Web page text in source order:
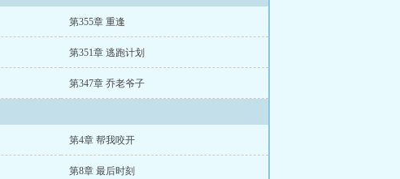
第355章 重逢
第351章 逃跑计划
第347章 乔老爷子
第4章 帮我咬开
第8章 最后时刻